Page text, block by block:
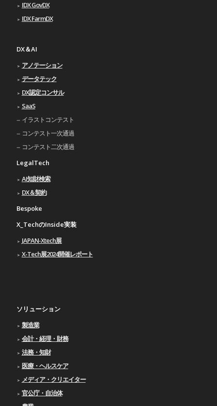
IDX GovDX
IDX FarmDX
DX＆AI
アノテーション
データテック
DX認定コンサル
SaaS
イラストコンテスト
コンテスト一次通過
コンテスト二次通過
LegalTech
AI知財検索
DX＆契約
Bespoke
X_TechのInside実装
JAPAN-Xtech展
X-Tech展2024開催レポート
ソリューション
製造業
会計・経理・財務
法務・知財
医療・ヘルスケア
メディア・クリエイター
官公庁・自治体